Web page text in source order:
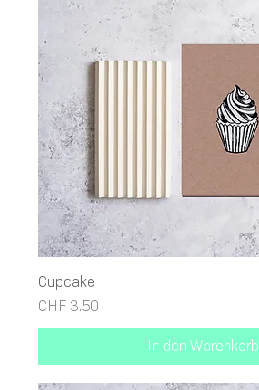
Cupcake
Preis
CHF 3.50
In den Warenkorb